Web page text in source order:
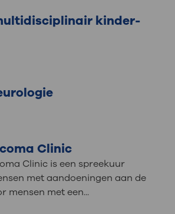
kinder-
Clinic
Clinic is een spreekuur
met aandoeningen aan de
mensen met een...